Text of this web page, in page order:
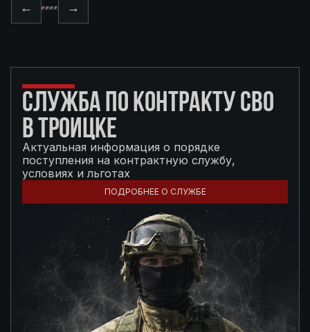
← →
СЛУЖБА ПО КОНТРАКТУ СВО
В ТРОИЦКЕ
Актуальная информация о порядке
поступления на контрактную службу,
условиях и льготах
ПОДРОБНЕЕ О СЛУЖБЕ